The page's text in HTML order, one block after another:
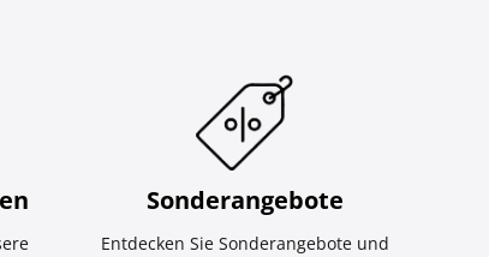
Sonderangebote
Entdecken Sie Sonderangebote und